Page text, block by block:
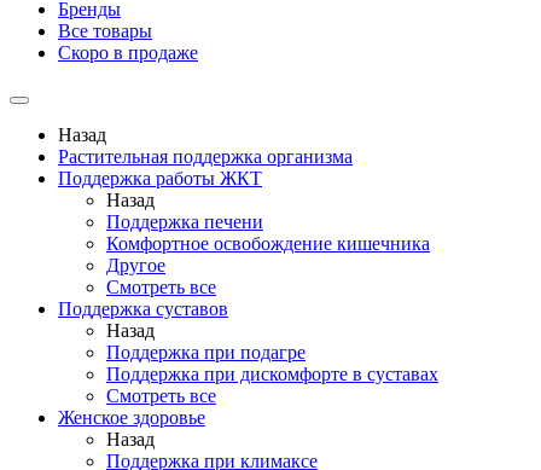
Бренды
Все товары
Скоро в продаже
Назад
Растительная поддержка организма
Поддержка работы ЖКТ
Назад
Поддержка печени
Комфортное освобождение кишечника
Другое
Смотреть все
Поддержка суставов
Назад
Поддержка при подагре
Поддержка при дискомфорте в суставах
Смотреть все
Женское здоровье
Назад
Поддержка при климаксе